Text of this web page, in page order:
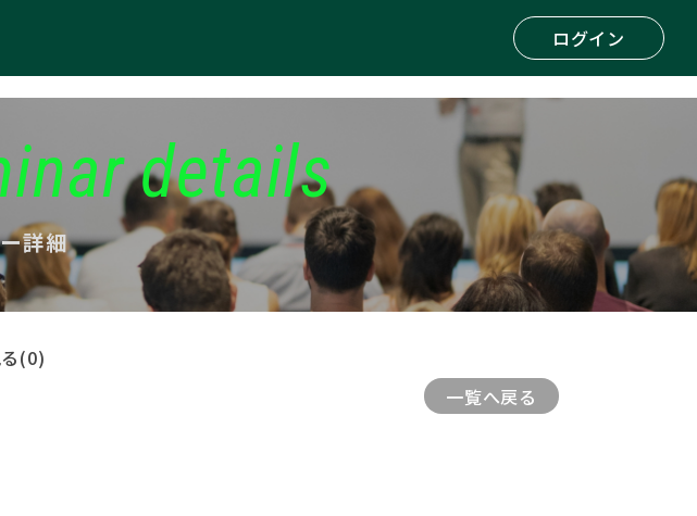
ログイン
details
詳細
(0)
一覧へ戻る